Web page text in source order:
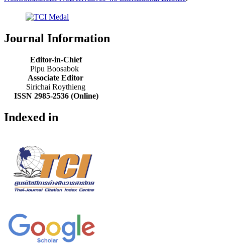
Journal Information
Editor-in-Chief
Pipu Boosabok
Associate Editor
Sirichai Roythieng
ISSN 2985-2536 (Online)
Indexed in